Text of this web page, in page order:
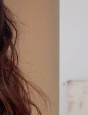
Meine Geräte
Adressen
中文